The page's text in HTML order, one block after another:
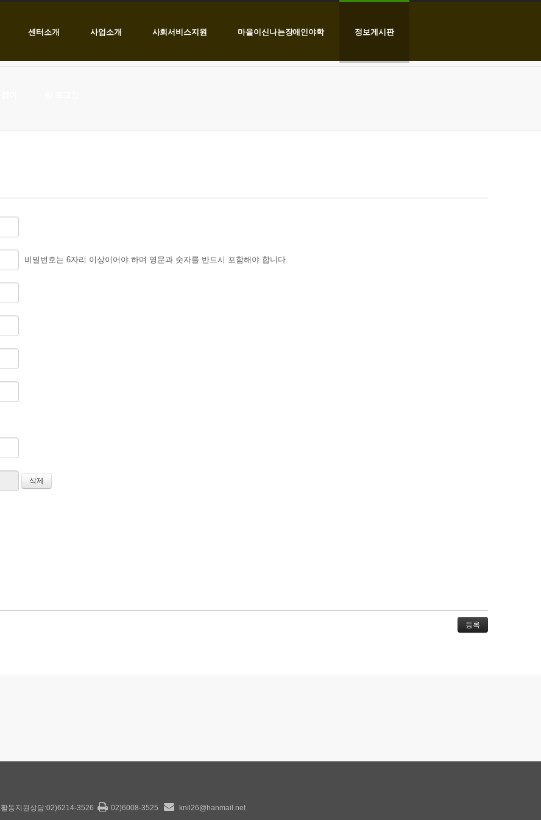
센터소개 사업소개 사회서비스지원 마을이신나는장애인야학 정보게시판
비밀번호는 6자리 이상이어야 하며 영문과 숫자를 반드시 포함해야 합니다.
동지원상담:02)6214-3526 02)6008-3525 knil26@hanmail.net